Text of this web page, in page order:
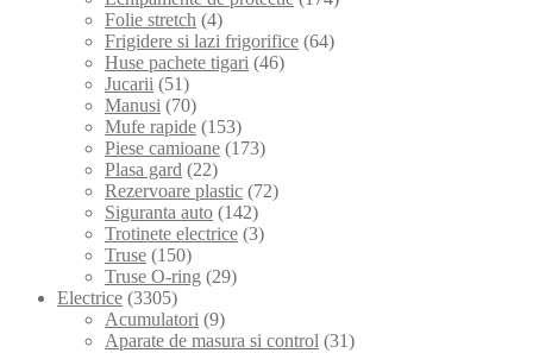
Folie stretch (4)
Frigidere si lazi frigorifice (64)
Huse pachete tigari (46)
Jucarii (51)
Manusi (70)
Mufe rapide (153)
Piese camioane (173)
Plasa gard (22)
Rezervoare plastic (72)
Siguranta auto (142)
Trotinete electrice (3)
Truse (150)
Truse O-ring (29)
Electrice (3305)
Acumulatori (9)
Aparate de masura si control (31)